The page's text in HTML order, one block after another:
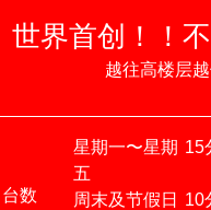
世界首创！！
越往高楼层
台数
星期一〜星期
五
15
周末及节假日 10